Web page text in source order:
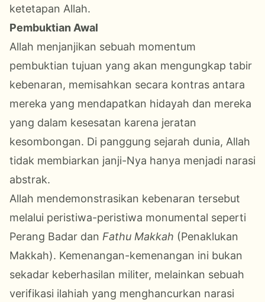
ketetapan Allah.
Pembuktian Awal
Allah menjanjikan sebuah momentum
pembuktian tujuan yang akan mengungkap tabir
kebenaran, memisahkan secara kontras antara
mereka yang mendapatkan hidayah dan mereka
yang dalam kesesatan karena jeratan
kesombongan. Di panggung sejarah dunia, Allah
tidak membiarkan janji-Nya hanya menjadi narasi
abstrak.
Allah mendemonstrasikan kebenaran tersebut
melalui peristiwa-peristiwa monumental seperti
Perang Badar dan Fathu Makkah (Penaklukan
Makkah). Kemenangan-kemenangan ini bukan
sekadar keberhasilan militer, melainkan sebuah
verifikasi ilahiah yang menghancurkan narasi